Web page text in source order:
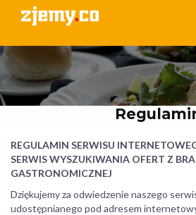
REGULAMIN SERWISU
SERWIS WYSZUKIWANIA OFERT Z
GASTRONOMICZNEJ
Dziękujemy za odwiedzenie naszego
udostępnianego pod adresem